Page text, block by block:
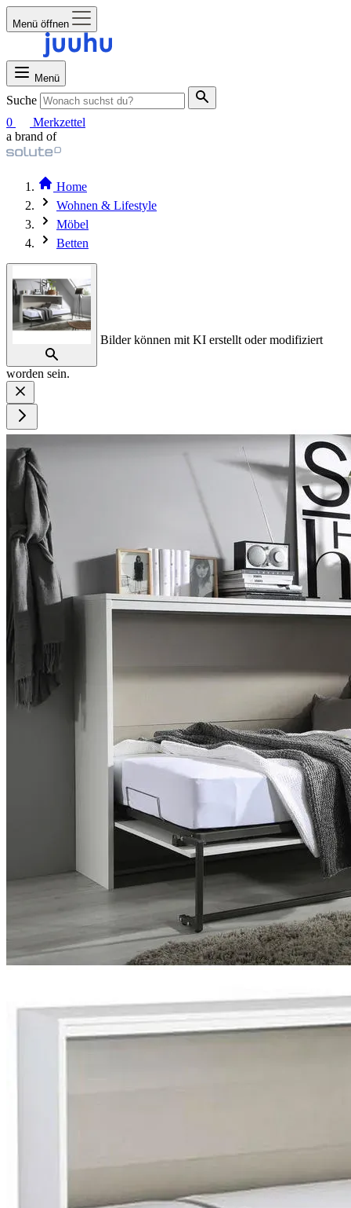
Menü öffnen
Menü
Suche
0
Merkzettel
a brand of
Home
Wohnen & Lifestyle
Möbel
Betten
Bilder können mit KI erstellt oder modifiziert
worden sein.